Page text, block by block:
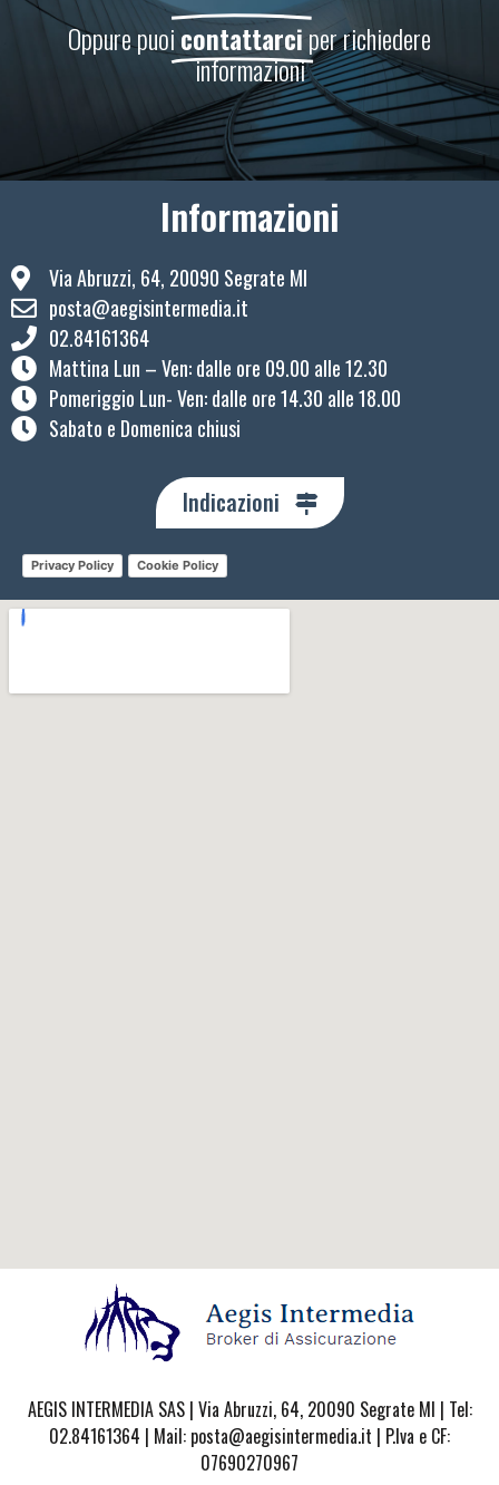
Oppure puoicontattarciper richiedere
informazioni
Informazioni
Via Abruzzi, 64, 20090 Segrate MI
posta@aegisintermedia.it
02.84161364
Mattina Lun – Ven: ​dalle ore 09.00 alle 12.30
Pomeriggio Lun- Ven: dalle ore 14.30 alle 18.00
Sabato e Domenica chiusi
Indicazioni
Privacy Policy Cookie Policy
AEGIS INTERMEDIA SAS | Via Abruzzi, 64, 20090 Segrate MI | Tel:
02.84161364 | Mail: posta@aegisintermedia.it | P.Iva e CF:
07690270967